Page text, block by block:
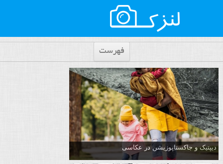
فهرست
دیپتیک و جاکستا‌پوزیشن در عکاسی